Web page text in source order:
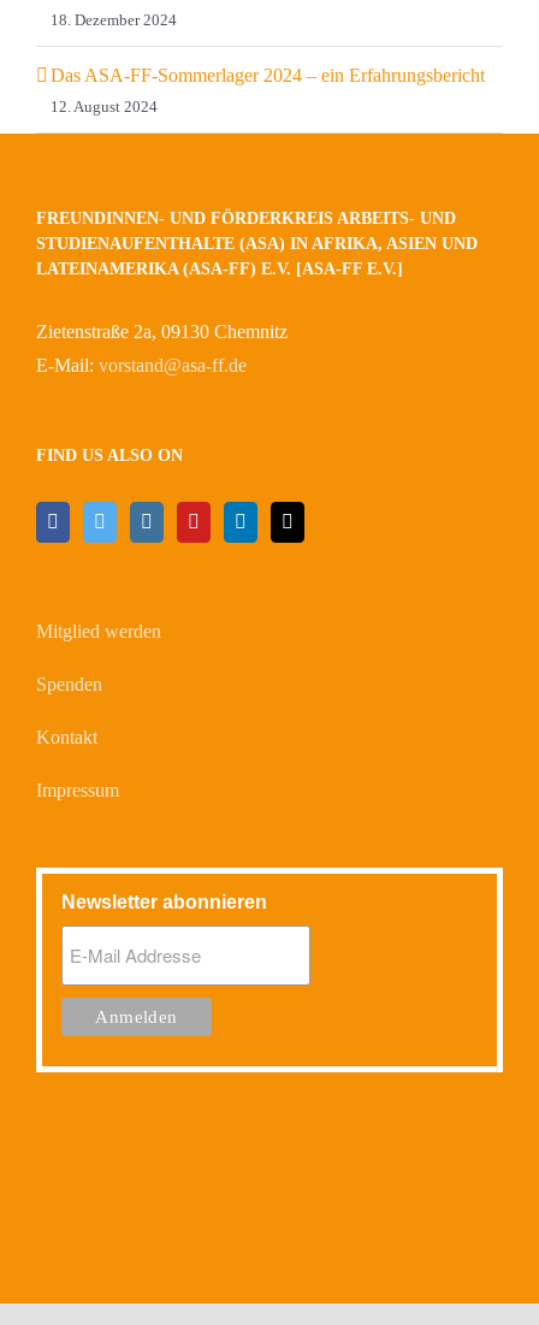
18. Dezember 2024
Das ASA-FF-Sommerlager 2024 – ein Erfahrungsbericht
12. August 2024
FREUNDINNEN- UND FÖRDERKREIS ARBEITS- UND
STUDIENAUFENTHALTE (ASA) IN AFRIKA, ASIEN UND
LATEINAMERIKA (ASA-FF) E.V. [ASA-FF E.V.]
Zietenstraße 2a, 09130 Chemnitz
E-Mail: vorstand@asa-ff.de
FIND US ALSO ON
Mitglied werden
Spenden
Kontakt
Impressum
Newsletter abonnieren